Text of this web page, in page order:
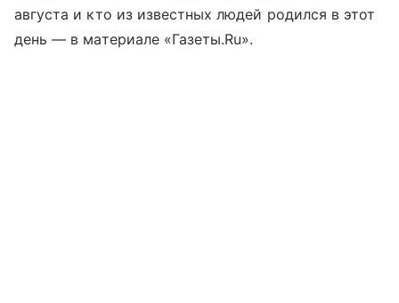
августа и кто из известных людей родился в этот
день — в материале «Газеты.Ru».